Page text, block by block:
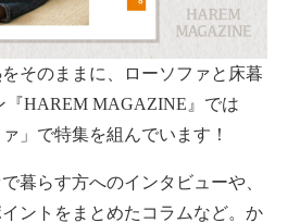
そのままに、ローソファと床暮
『HAREM MAGAZINE』では
」で特集を組んでいます！
暮らす方へのインタビューや、
ントをまとめたコラムなど。か